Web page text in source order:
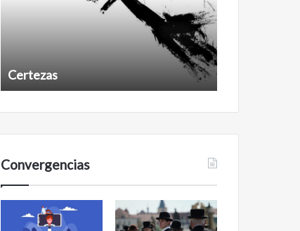
Certezas
Convergencias